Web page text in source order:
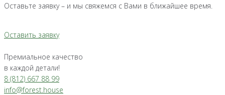
Оставьте заявку – и мы свяжемся с Вами в ближайшее время.
Оставить заявку
Премиальное качество
в каждой детали!
8 (812) 667 88 99
info@forest.house